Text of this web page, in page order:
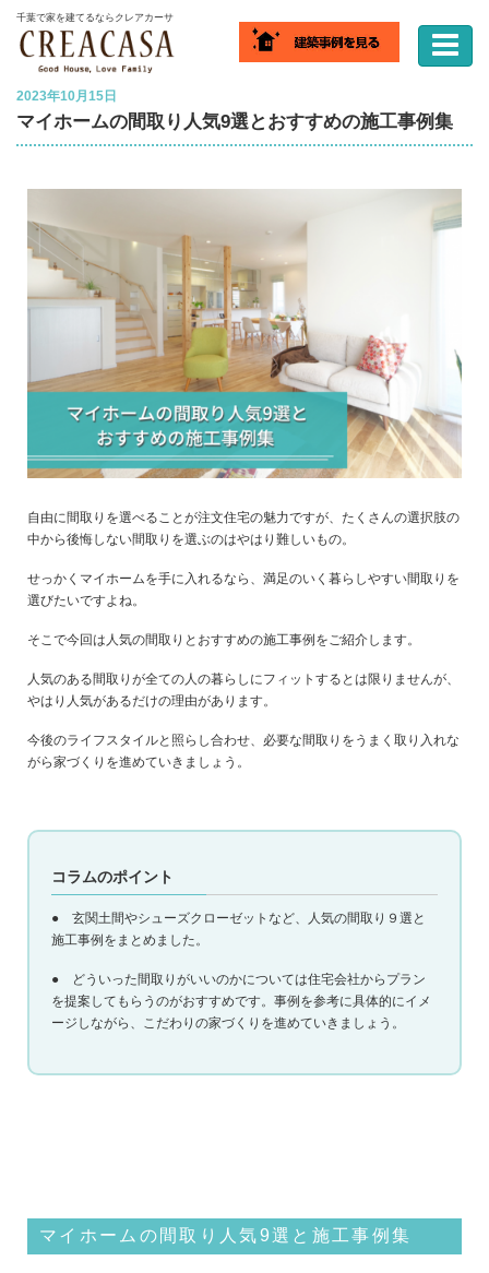
千葉で家を建てるならクレアカーサ
ホーム 家づくりコラム
2023年10月15日
マイホームの間取り人気9選とおすすめの施工事例集
自由に間取りを選べることが注文住宅の魅力ですが、たくさんの選択肢の
中から後悔しない間取りを選ぶのはやはり難しいもの。
せっかくマイホームを手に入れるなら、満足のいく暮らしやすい間取りを
選びたいですよね。
そこで今回は人気の間取りとおすすめの施工事例をご紹介します。
人気のある間取りが全ての人の暮らしにフィットするとは限りませんが、
やはり人気があるだけの理由があります。
今後のライフスタイルと照らし合わせ、必要な間取りをうまく取り入れな
がら家づくりを進めていきましょう。
コラムのポイント
● 玄関土間やシューズクローゼットなど、人気の間取り９選と
施工事例をまとめました。
● どういった間取りがいいのかについては住宅会社からプラン
を提案してもらうのがおすすめです。事例を参考に具体的にイメ
ージしながら、こだわりの家づくりを進めていきましょう。
マイホームの間取り人気9選と施工事例集